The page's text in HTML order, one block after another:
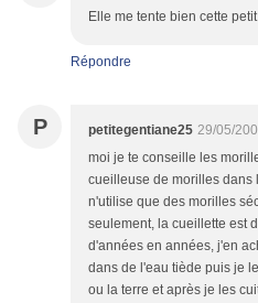
Elle me tente bien cette
Répondre
P petitegentiane25 29/05/
moi je te conseille les
cueilleuse de morilles dans
n'utilise que des morilles
seulement, la cueillette est
d'années en années, j'en
dans de l'eau tiède puis je
ou la terre et après je les